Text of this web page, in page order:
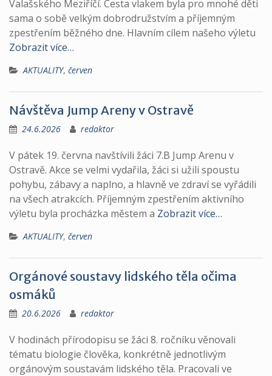
Valašského Meziříčí. Cesta vlakem byla pro mnohé děti
sama o sobě velkým dobrodružstvím a příjemným
zpestřením běžného dne. Hlavním cílem našeho výletu
Zobrazit více…
AKTUALITY, červen
Návštěva Jump Areny v Ostravě
24.6.2026 redaktor
V pátek 19. června navštívili žáci 7.B Jump Arenu v
Ostravě. Akce se velmi vydařila, žáci si užili spoustu
pohybu, zábavy a naplno, a hlavně ve zdraví se vyřádili
na všech atrakcích. Příjemným zpestřením aktivního
výletu byla procházka městem a Zobrazit více…
AKTUALITY, červen
Orgánové soustavy lidského těla očima
osmáků
20.6.2026 redaktor
V hodinách přírodopisu se žáci 8. ročníku věnovali
tématu biologie člověka, konkrétně jednotlivým
orgánovým soustavám lidského těla. Pracovali ve